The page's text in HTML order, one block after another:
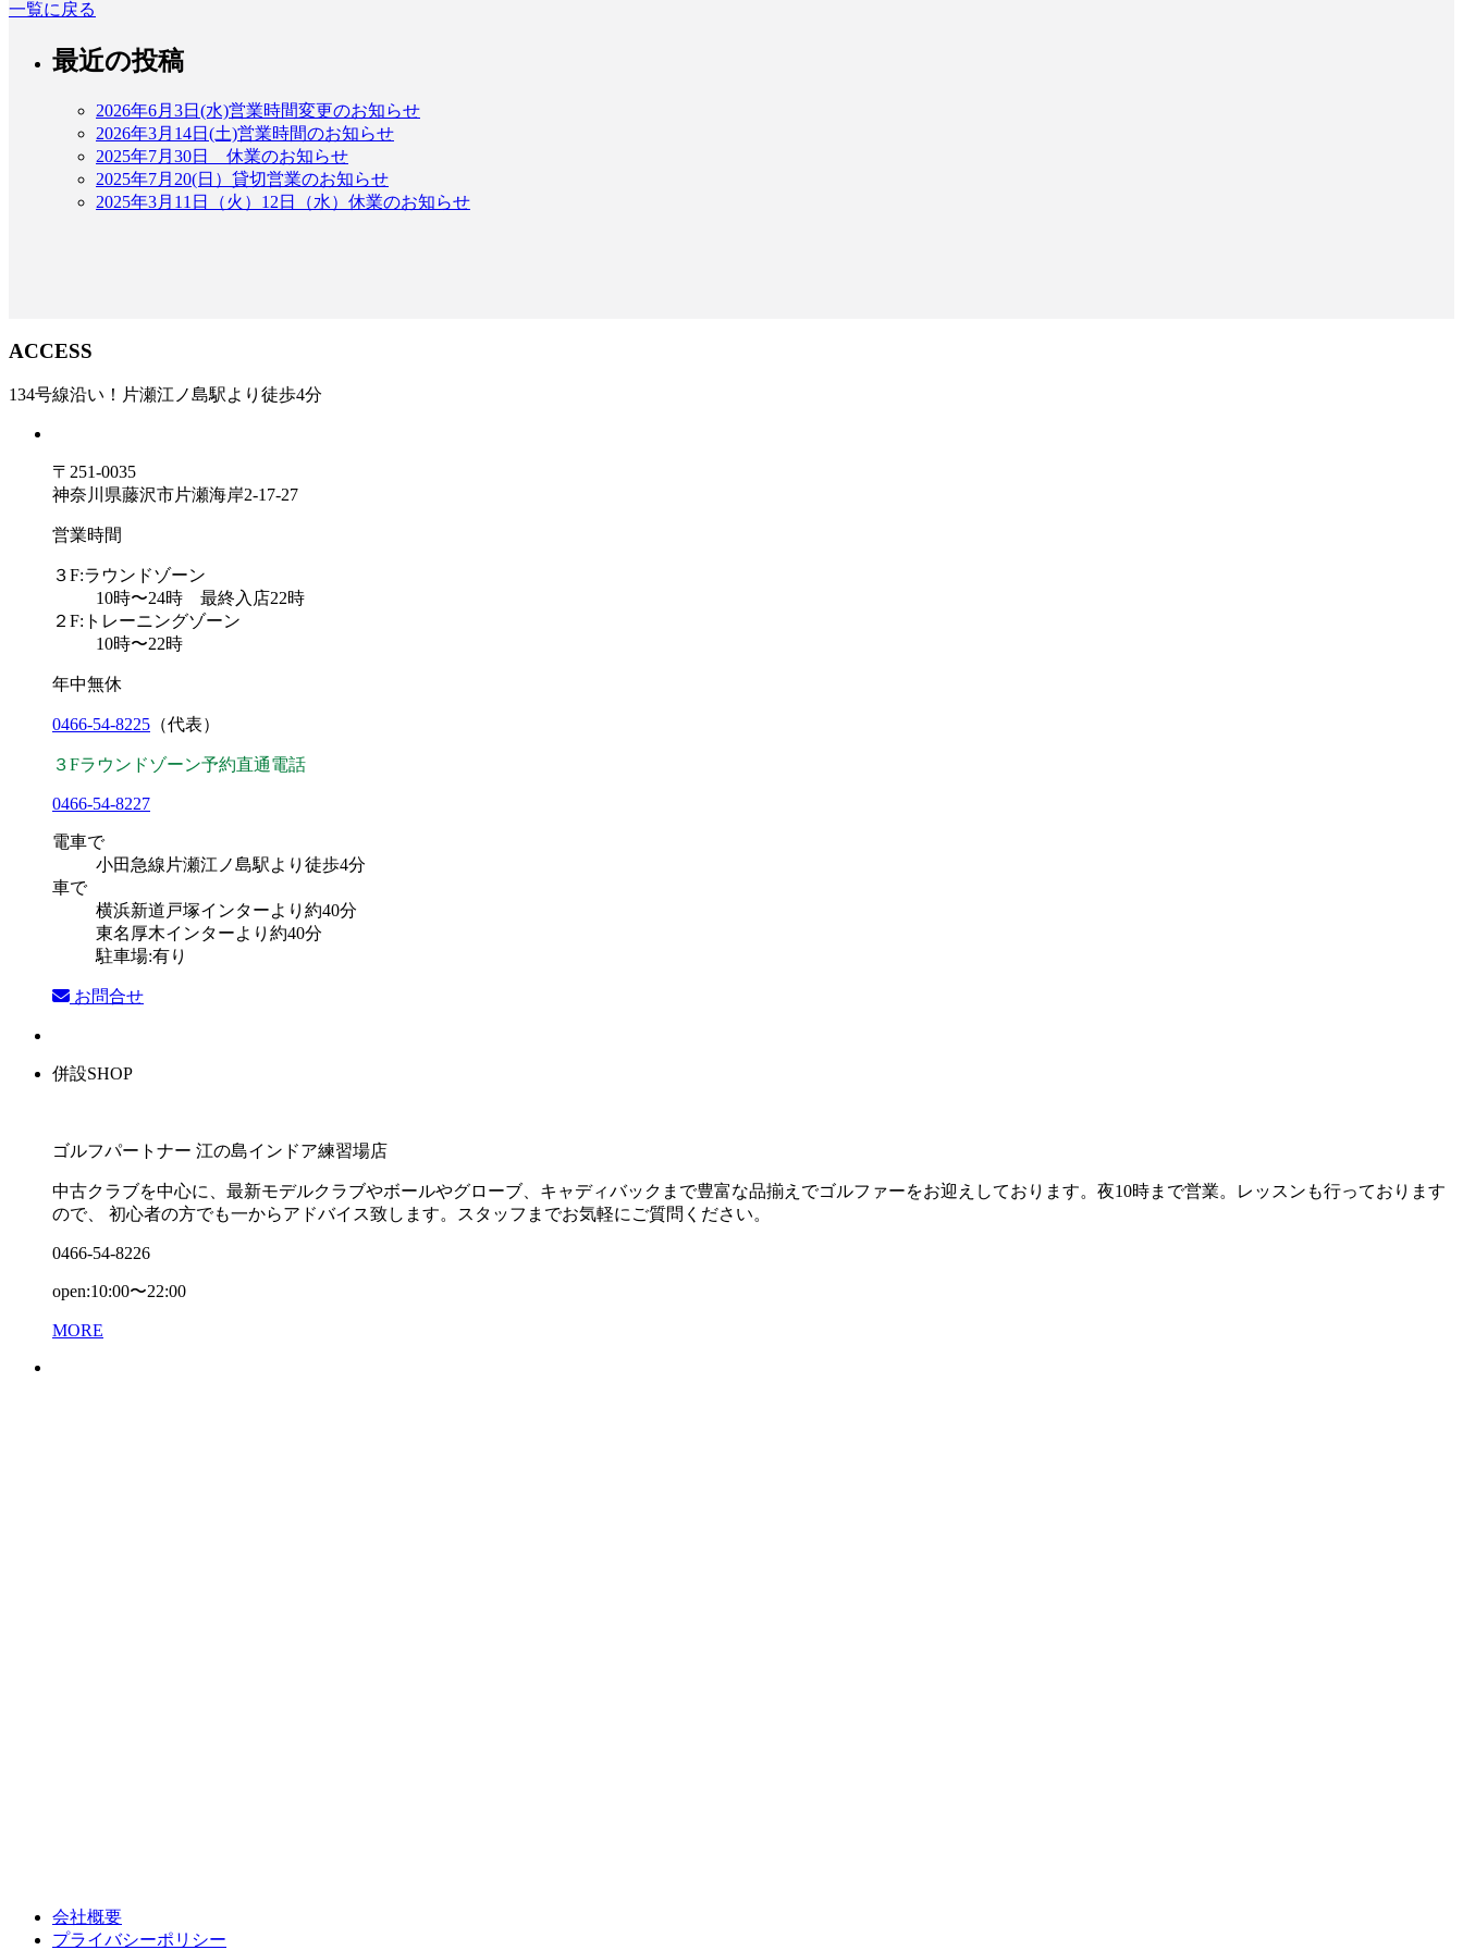
一覧に戻る
最近の投稿
2026年6月3日(水)営業時間変更のお知らせ
2026年3月14日(土)営業時間のお知らせ
2025年7月30日 休業のお知らせ
2025年7月20(日）貸切営業のお知らせ
2025年3月11日（火）12日（水）休業のお知らせ
ACCESS
134号線沿い！片瀬江ノ島駅より徒歩4分
〒251-0035
神奈川県藤沢市片瀬海岸2-17-27
営業時間
３F:ラウンドゾーン
10時〜24時 最終入店22時
２F:トレーニングゾーン
10時〜22時
年中無休
0466-54-8225 （代表）
３Fラウンドゾーン予約直通電話
0466-54-8227
電車で
小田急線片瀬江ノ島駅より徒歩4分
車で
横浜新道戸塚インターより約40分
東名厚木インターより約40分
駐車場:有り
お問合せ
併設SHOP
ゴルフパートナー 江の島インドア練習場店
中古クラブを中心に、最新モデルクラブやボールやグローブ、キャディバックまで豊富な品揃えでゴルファーをお迎えしております。夜10時まで営業。レッスンも行っております
ので、 初心者の方でも一からアドバイス致します。スタッフまでお気軽にご質問ください。
0466-54-8226
open:10:00〜22:00
MORE
会社概要
プライバシーポリシー